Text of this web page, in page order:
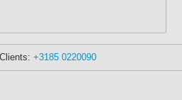
+3185 0220090